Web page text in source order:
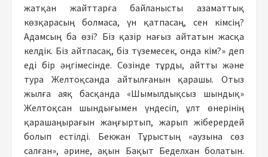
жатқан жайттарға байланысты азаматтық
көзқарасың болмаса, үн қатпасаң, сен кімсің?
Адамсың ба өзі? Біз қазір нағыз айтатын жасқа
келдік. Біз айтпасақ, біз түземесек, онда кім?» деп
еді бір әңгімесінде. Сөзінде тұрды, айтты және
тура Желтоқсанда айтылғанын қарашы. Отыз
жылға аяқ басқанда «Шымылдықсыз шындық»
Желтоқсан шындығымен үндесіп, ұлт өнерінің
қарашаңырағын жаңғыртып, жарып жіберердей
болып естілді. Бекжан Тұрыстың «аузына сөз
салған», әрине, ақын Бақыт Беделхан болатын.